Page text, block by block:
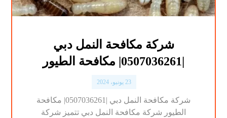
شركة مكافحة النمل دبي
23 يونيو، 2024
شركة مكافحة النمل دبي |0507036261| مكافحة
الطيور شركة مكافحة النمل دبي تتميز شركة